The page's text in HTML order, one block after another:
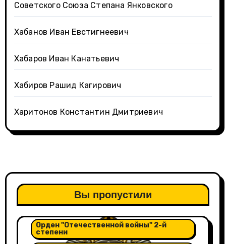
Советского Союза Степана Янковского
Хабанов Иван Евстигнеевич
Хабаров Иван Канатьевич
Хабиров Рашид Кагирович
Харитонов Константин Дмитриевич
Вы пропустили
Орден "Александра Невского"
Орден "Отечественной войны" 2-й
степени